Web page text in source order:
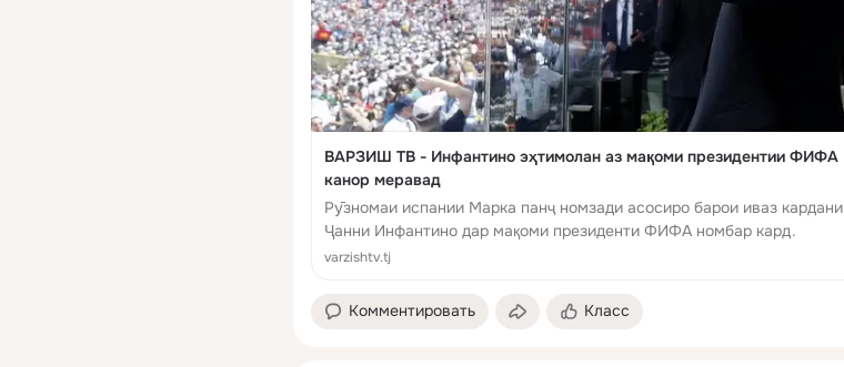
ВАРЗИШ ТВ - Инфантино эҳтимолан аз мақоми президентии ФИФА
канор меравад
Рӯзномаи испании Марка панҷ номзади асосиро барои иваз кардани
Ҷанни Инфантино дар мақоми президенти ФИФА номбар кард.
varzishtv.tj
Комментировать Класс